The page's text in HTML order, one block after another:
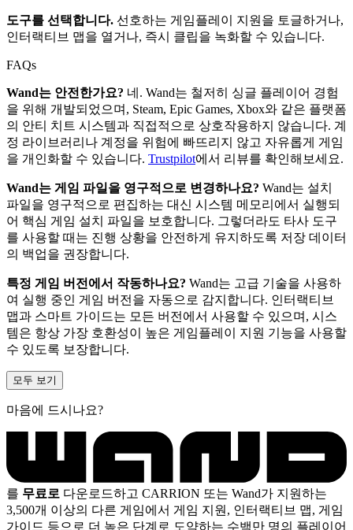
도구를 선택합니다. 선호하는 게임플레이 지원을 토글하거나,
인터랙티브 맵을 열거나, 즉시 클립을 녹화할 수 있습니다.
FAQs
Wand는 안전한가요? 네. Wand는 철저히 싱글 플레이어 경험
을 위해 개발되었으며, Steam, Epic Games, Xbox와 같은 플랫폼
의 안티 치트 시스템과 직접적으로 상호작용하지 않습니다. 계
정 라이브러리나 계정을 위험에 빠뜨리지 않고 자유롭게 게임
을 개인화할 수 있습니다. Trustpilot에서 리뷰를 확인해보세요.
Wand는 게임 파일을 영구적으로 변경하나요? Wand는 설치
파일을 영구적으로 편집하는 대신 시스템 메모리에서 실행되
어 핵심 게임 설치 파일을 보호합니다. 그렇더라도 타사 도구
를 사용할 때는 진행 상황을 안전하게 유지하도록 저장 데이터
의 백업을 권장합니다.
특정 게임 버전에서 작동하나요? Wand는 고급 기술을 사용하
여 실행 중인 게임 버전을 자동으로 감지합니다. 인터랙티브
맵과 스마트 가이드는 모든 버전에서 사용할 수 있으며, 시스
템은 항상 가장 호환성이 높은 게임플레이 지원 기능을 사용할
수 있도록 보장합니다.
모두 보기
마음에 드시나요?
를 무료로 다운로드하고 CARRION 또는 Wand가 지원하는
3,500개 이상의 다른 게임에서 게임 지원, 인터랙티브 맵, 게임
가이드 등으로 더 높은 단계로 도약하는 수백만 명의 플레이어